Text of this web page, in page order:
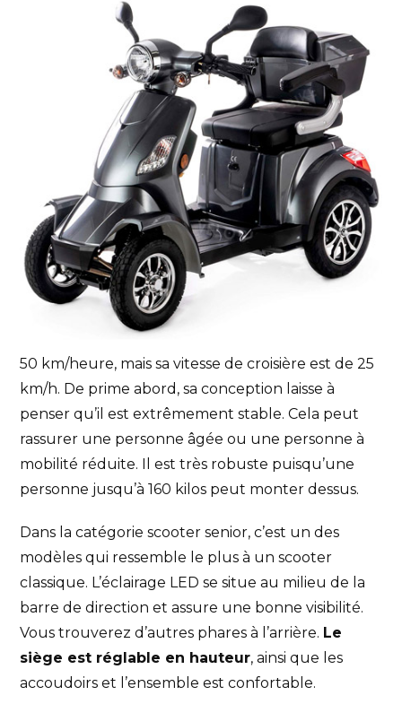
50 km/heure, mais sa vitesse de croisière est de 25
km/h. De prime abord, sa conception laisse à
penser qu’il est extrêmement stable. Cela peut
rassurer une personne âgée ou une personne à
mobilité réduite. Il est très robuste puisqu’une
personne jusqu’à 160 kilos peut monter dessus.
Dans la catégorie scooter senior, c’est un des
modèles qui ressemble le plus à un scooter
classique. L’éclairage LED se situe au milieu de la
barre de direction et assure une bonne visibilité.
Vous trouverez d’autres phares à l’arrière. Le
siège est réglable en hauteur, ainsi que les
accoudoirs et l’ensemble est confortable.